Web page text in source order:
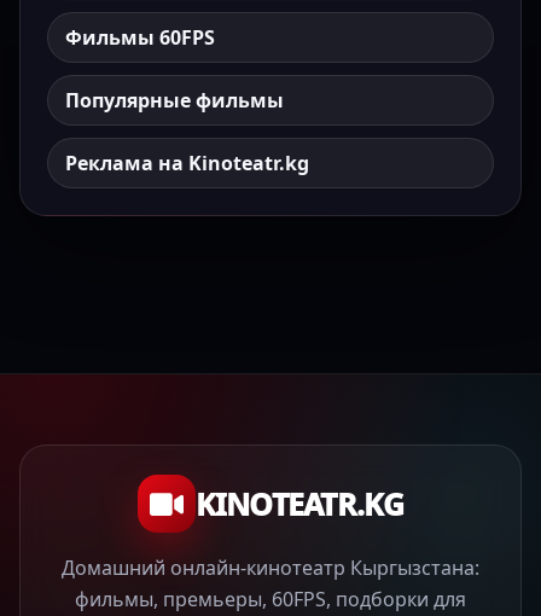
Фильмы 60FPS
Популярные фильмы
Реклама на Kinoteatr.kg
KINOTEATR.KG
Домашний онлайн-кинотеатр Кыргызстана:
фильмы, премьеры, 60FPS, подборки для